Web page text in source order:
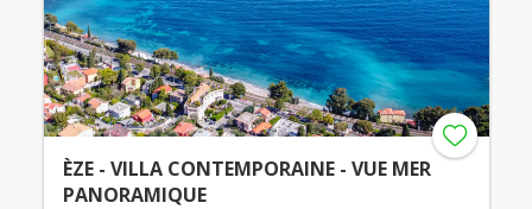
ÈZE - VILLA CONTEMPORAINE - VUE MER
PANORAMIQUE